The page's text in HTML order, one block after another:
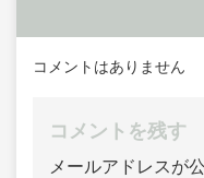
コメントはありません
コメントを残す
メールアドレスが